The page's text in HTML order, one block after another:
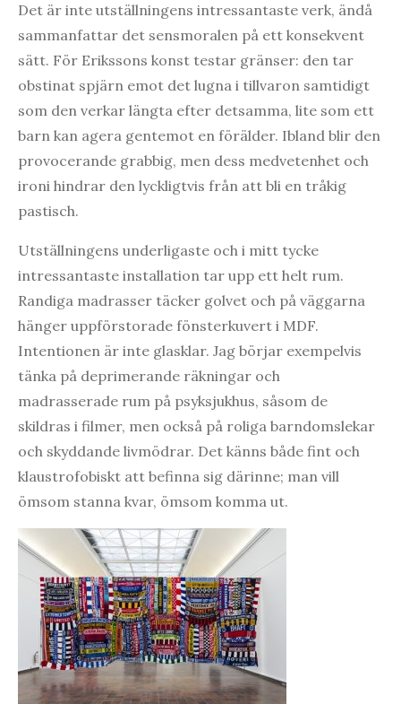
Det är inte utställningens intressantaste verk, ändå
sammanfattar det sensmoralen på ett konsekvent
sätt. För Erikssons konst testar gränser: den tar
obstinat spjärn emot det lugna i tillvaron samtidigt
som den verkar längta efter detsamma, lite som ett
barn kan agera gentemot en förälder. Ibland blir den
provocerande grabbig, men dess medvetenhet och
ironi hindrar den lyckligtvis från att bli en tråkig
pastisch.
Utställningens underligaste och i mitt tycke
intressantaste installation tar upp ett helt rum.
Randiga madrasser täcker golvet och på väggarna
hänger uppförstorade fönsterkuvert i MDF.
Intentionen är inte glasklar. Jag börjar exempelvis
tänka på deprimerande räkningar och
madrasserade rum på psyksjukhus, såsom de
skildras i filmer, men också på roliga barndomslekar
och skyddande livmödrar. Det känns både fint och
klaustrofobiskt att befinna sig därinne; man vill
ömsom stanna kvar, ömsom komma ut.